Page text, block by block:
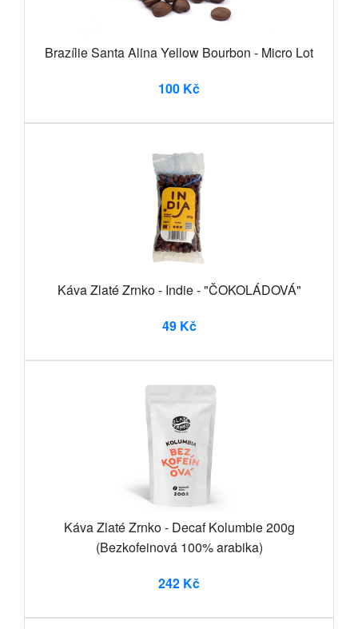
Brazílie Santa Alina Yellow Bourbon - Micro Lot
100 Kč
Káva Zlaté Zrnko - Indie - "ČOKOLÁDOVÁ"
49 Kč
Káva Zlaté Zrnko - Decaf Kolumbie 200g
(Bezkofeinová 100% arabika)
242 Kč